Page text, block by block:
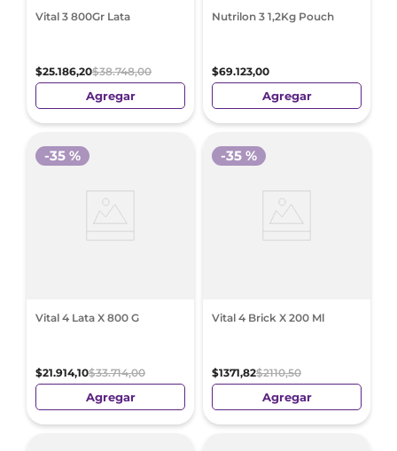
Vital 3 800Gr Lata
$25.186,20$38.748,00
Agregar
Nutrilon 3 1,2Kg Pouch
$69.123,00
Agregar
Vital 4 Lata X 800 G
$21.914,10$33.714,00
-35 %
Agregar
Vital 4 Brick X 200 Ml
$1371,82$2110,50
-35 %
Agregar